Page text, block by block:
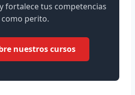
fortalece tus competencias
como perito.
nuestros cursos